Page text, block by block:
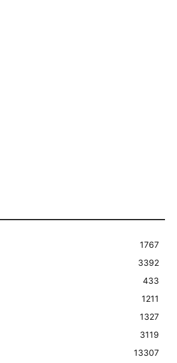
1767
3392
433
1211
1327
3119
13307